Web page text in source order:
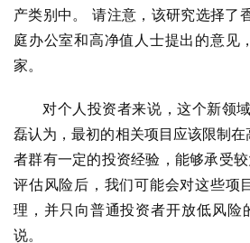
产类别中。 请注意，该研究选择了
庭办公室和高净值人士提出的意见
家。
对个人投资者来说，这个新领
磊认为，最初的相关项目应该限制
者群有一定的投资经验，能够承受
评估风险后，我们可能会对这些项
理，并只向普通投资者开放低风险
说。